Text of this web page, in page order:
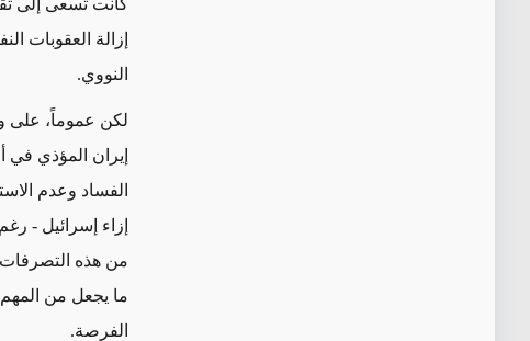
إزالة العقوبات
النووي.
لكن عموماً، على
إيران المؤذي في
الفساد وعدم
إزاء إسرائيل -
منهذه التصرفات
ما يجعل من
الفرصة.